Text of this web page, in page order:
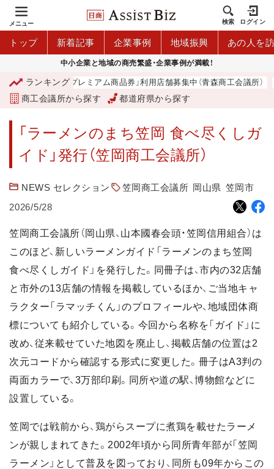
メニュー 検索 ログイン
トップ 新着記事 企業事例 地域振興 あの人を
中小企業と地域の商売繁盛・企業事例が満載！
ランキング
「青森市プレミアム商品券」利用店舗募集中（青森商工会議所）
商工会議所から探す 都道府県から探す
「ラーメンのまち笠岡 食べ尽くしガ
イド」発行（笠岡商工会議所）
NEWS セレクション 笠岡商工会議所 岡山県 笠岡市
2026/5/28
笠岡商工会議所（岡山県、山本國春会頭・笠岡信用組合）は
このほど、新しいラーメンガイド「ラーメンのまち笠岡
食べ尽くしガイド」を発行した。同冊子は、市内の32店舗
と市外の13店舗の情報を掲載しているほか、ご当地キャ
ラクター「ラマッチくん」のプロフィールや、地域団体商
標についても紹介している。今回から名称を「ガイド」に
改め、従来載せていた地図を廃止し、掲載店舗の位置は2
次元コードから確認する形式に変更した。冊子はA3判の
両面カラーで、3万部印刷。同所や道の駅、博物館などに
設置している。
笠岡では戦前から、鶏がらスープに煮鶏を載せたラーメ
ンが親しまれてきた。2002年頃から同所青年部が「笠岡
ラーメン」として普及を図っており、同所も09年からこの